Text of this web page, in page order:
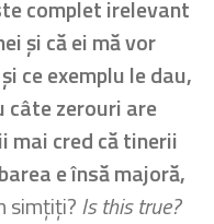
complet irelevant
și că ei mă vor
ce exemplu le dau,
câte zerouri are
mai cred că tinerii
e însă majoră,
simțiți?Is this true?